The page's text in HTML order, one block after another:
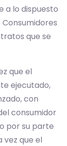
a lo dispuesto
que se
que el
ejecutado,
con
consumidor
por su parte
vez que el